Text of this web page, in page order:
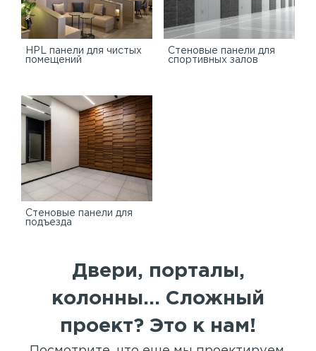
HPL панели для чистых
помещений
Стеновые панели для
спортивных залов
Стеновые панели для
подъезда
Двери, порталы,
колонны... Сложный
проект? Это к нам!